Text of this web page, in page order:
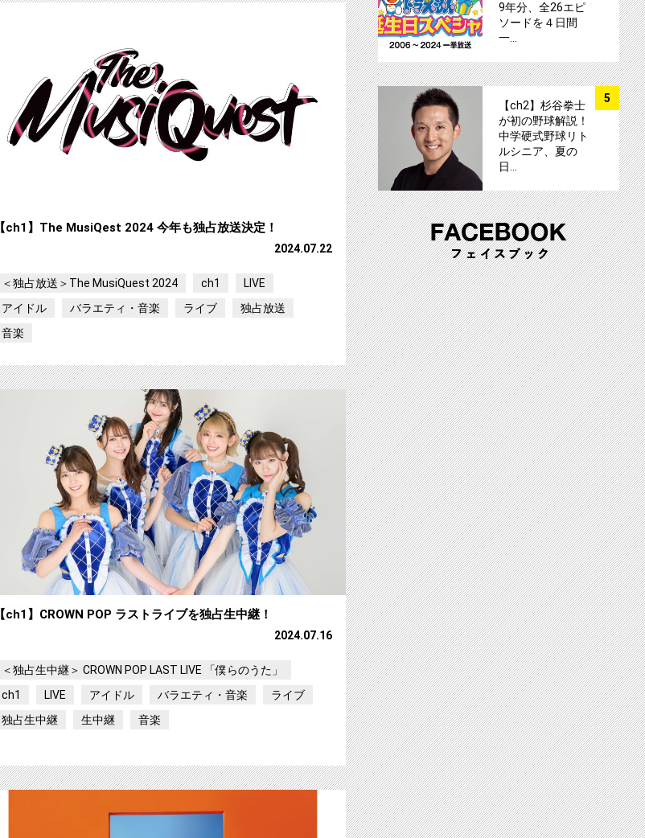
【ch1】サンボマスター 武道館ライブを独占生中継！！サムネイル 【ch1】The MusiQest 2024 今年も独占放
【ch1】The MusiQest 2024 今年も独占放送決定！
2024.07.22
＜独占放送＞The MusiQuest 2024 ch1
LIVE
アイドル
バラエティ・音楽 ライブ
独占放送
音楽
【ch1】Lienel 2nd Live Tour 2024 ”独占生中継”決定！！サムネイル 【ch1】CROWN POP ラストライブを独占
【ch1】CROWN POP ラストライブを独占生中継！
2024.07.16
＜独占生中継＞ CROWN POP LAST LIVE 「僕らのうた」
ch1
LIVE アイドル バラエティ・音楽
ライブ
独占生中継
生中継 音楽
【ch1】 PSYCHIC FEVER ASIA TOUR 2024 “HEAT” 独占放送！サムネイル 【ch1】M!LK CONCERT TOUR2024 「
9年分、全26エピ
ソードを４日間
一…
5
【ch2】杉谷拳士
が初の野球解説！
中学硬式野球リト
ルシニア、夏の
日…